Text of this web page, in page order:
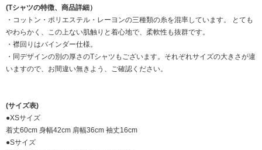
(Tシャツの特徴、商品詳細）
・コットン・ポリエステル・レーヨンの三種類の糸を混率しています。 とても
やわらかく、この上ない肌触りと着心地で、柔軟性も抜群です。
・襟回りはバインダー仕様。
・同デザインの別の厚さのTシャツもございます。それぞれサイズの大きさが違
いますので、お間違い無きよう、ご確認ください。
(サイズ表)
●XSサイズ
着丈60cm 身幅42cm 肩幅36cm 袖丈16cm
●Sサイズ